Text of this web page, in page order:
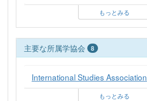
もっとみる
主要な所属学協会 8
International Studies Association
もっとみる